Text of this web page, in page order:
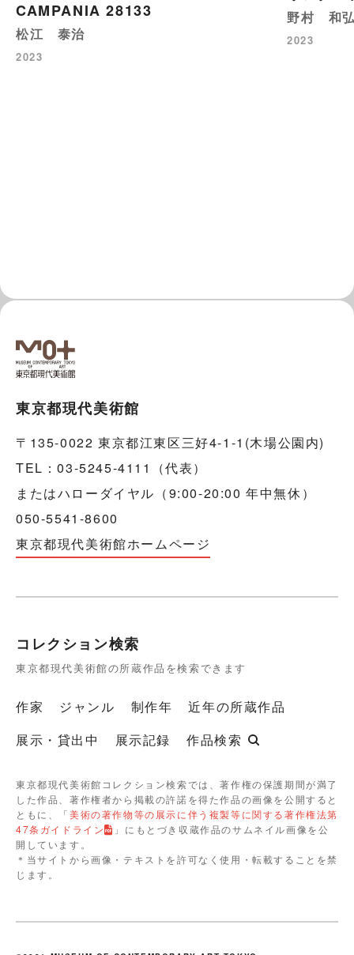
CAMPANIA 28133
松江 泰治
2023
野村 和
2023
東京都現代美術館
〒135-0022 東京都江東区三好4-1-1(木場公園内)
TEL：03-5245-4111（代表）
またはハローダイヤル（9:00-20:00 年中無休）
050-5541-8600
東京都現代美術館ホームページ
コレクション検索
東京都現代美術館の所蔵作品を検索できます
作家 ジャンル 制作年
近年の所蔵作品
展示・貸出中
展示記録 作品検索
東京都現代美術館コレクション検索では、著作権の保護期間が満了
した作品、著作権者から掲載の許諾を得た作品の画像を公開すると
ともに、「美術の著作物等の展示に伴う複製等に関する著作権法第
47条ガイドライン
」にもとづき収蔵作品のサムネイル画像を公
開しています。
＊当サイトから画像・テキストを許可なく使用・転載することを禁
じます。